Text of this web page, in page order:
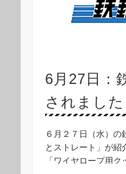
6月27日：
されました
６月２７日（水）の
とストレート」が紹
「ワイヤロープ用